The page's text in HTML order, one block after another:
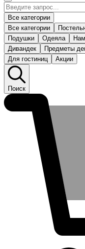
Все категории
Все категории
Подушки
Одеяла
Дивандек
Предметы
Для гостиниц
Акции
Поиск